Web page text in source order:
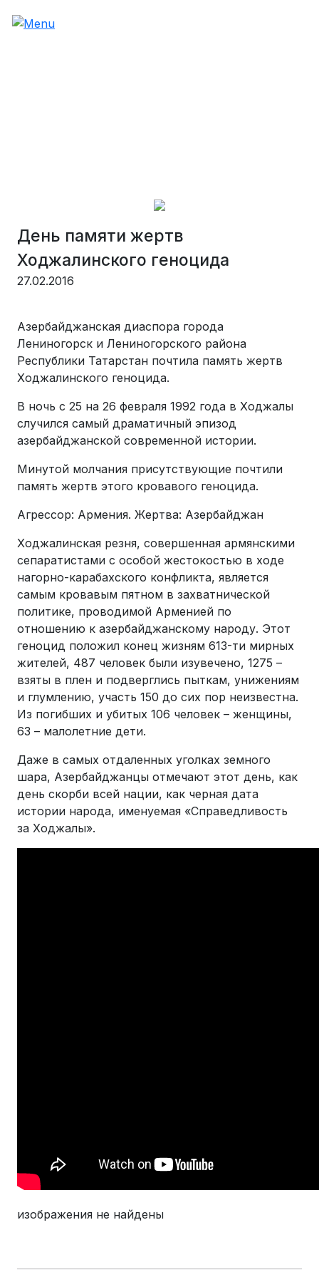
День памяти жертв
Ходжалинского геноцида
27.02.2016
Азербайджанская диаспора города
Лениногорск и Лениногорского района
Республики Татарстан почтила память жертв
Ходжалинского геноцида.
В ночь с 25 на 26 февраля 1992 года в Ходжалы
случился самый драматичный эпизод
азербайджанской современной истории.
Минутой молчания присутствующие почтили
память жертв этого кровавого геноцида.
Агрессор: Армения. Жертва: Азербайджан
Ходжалинская резня, совершенная армянскими
сепаратистами с особой жестокостью в ходе
нагорно-карабахского конфликта, является
самым кровавым пятном в захватнической
политике, проводимой Арменией по
отношению к азербайджанскому народу. Этот
геноцид положил конец жизням 613-ти мирных
жителей, 487 человек были изувечено, 1275 –
взяты в плен и подверглись пыткам, унижениям
и глумлению, участь 150 до сих пор неизвестна.
Из погибших и убитых 106 человек – женщины,
63 – малолетние дети.
Даже в самых отдаленных уголках земного
шара, Азербайджанцы отмечают этот день, как
день скорби всей нации, как черная дата
истории народа, именуемая «Справедливость
за Ходжалы».
изображения не найдены